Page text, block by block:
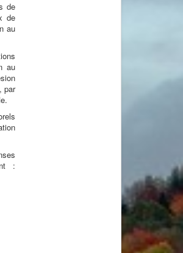
de
de
au
au
par
: